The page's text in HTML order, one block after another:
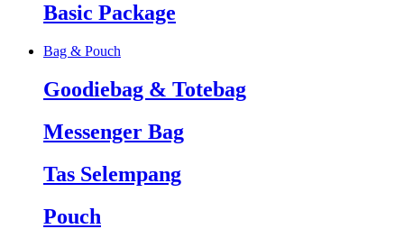
Basic Package
Bag & Pouch
Goodiebag & Totebag
Messenger Bag
Tas Selempang
Pouch